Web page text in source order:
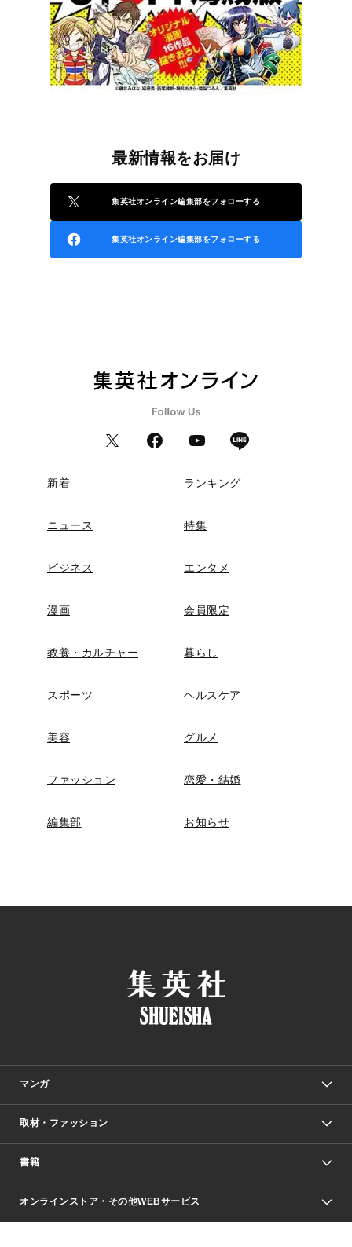
最新情報をお届け
集英社オンライン編集部をフォローする
集英社オンライン編集部をフォローする
新着 ランキング
ニュース 特集
ビジネス エンタメ
漫画 会員限定
教養・カルチャー 暮らし
スポーツ ヘルスケア
美容 グルメ
ファッション 恋愛・結婚
編集部 お知らせ
マンガ
少年マンガ
Vジャンプ
週刊ヤングジャンプ
少女マンガ
取材・ファッション
Seventeen
芸能・情報・スポーツ
書籍
文芸・文庫・総合
オンラインストア・その他WEBサービス